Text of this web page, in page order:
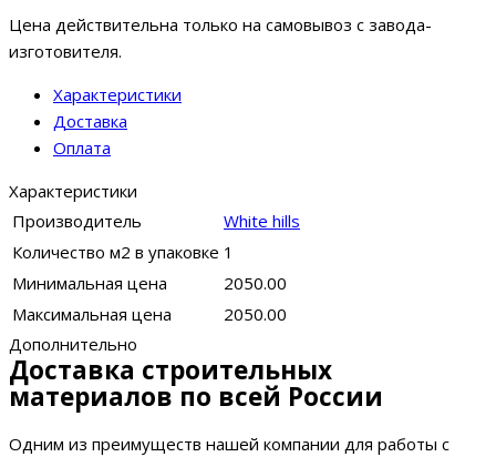
Цена действительна только на самовывоз с завода-
изготовителя.
Характеристики
Доставка
Оплата
Характеристики
Производитель
White hills
Количество м2 в упаковке 1
Минимальная цена
2050.00
Максимальная цена
2050.00
Дополнительно
Доставка строительных
материалов по всей России
Одним из преимуществ нашей компании для работы с